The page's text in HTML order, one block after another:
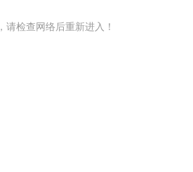
请检查网络后重新进入！